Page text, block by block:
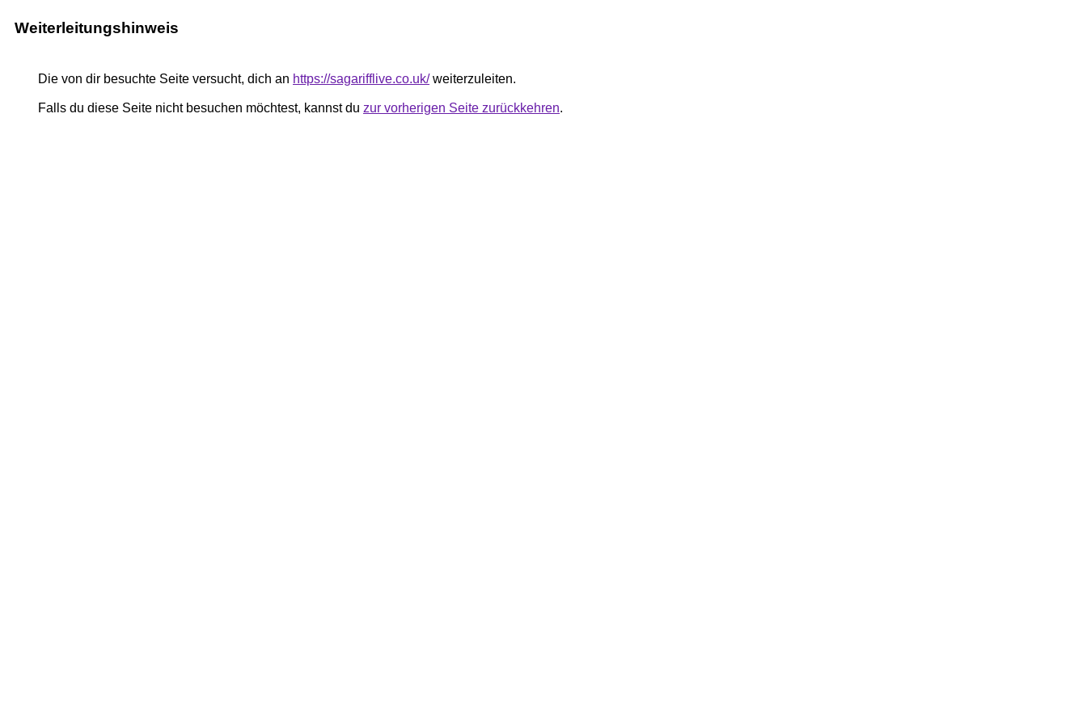
Weiterleitungshinweis
Die von dir besuchte Seite versucht, dich an https://sagarifflive.co.uk/weiterzuleiten.
Falls du diese Seite nicht besuchen möchtest, kannst du zur vorherigen Seite zurückkehren.